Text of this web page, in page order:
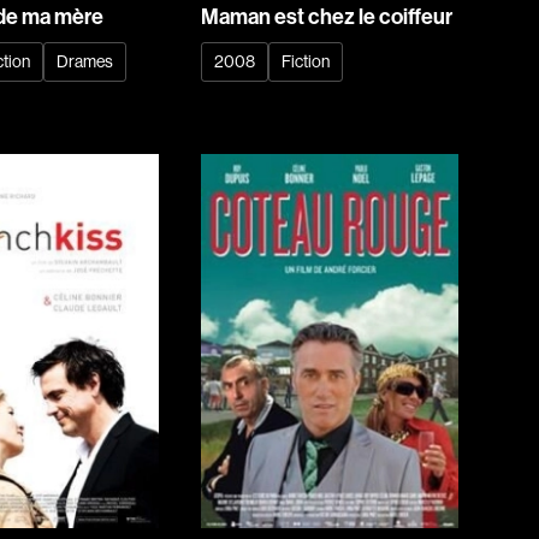
Baril Céline
Barnaby Jeff
Baruchel Jay
Baylaucq Philippe
Beaudoin Stéphan
Beaudry Jean
Beaulieu-Cyr Jonathan
Bélanger Louis
Benjelloun Hassan
Benoit Denyse
Bergeron Bernard
Bernadet Henry
Bernier David
ma mère
Drames
Maman est chez le coiffeur
2008 Fiction